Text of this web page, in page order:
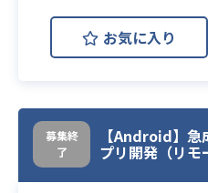
開発環境
Spring
JIRA
急成長メ
お気に入り
募集終
了
【Android】
プリ開発（リモ